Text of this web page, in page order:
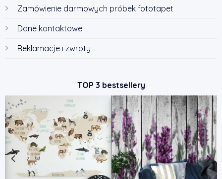
Zamówienie darmowych próbek fototapet
Dane kontaktowe
Reklamacje i zwroty
TOP 3 bestsellery